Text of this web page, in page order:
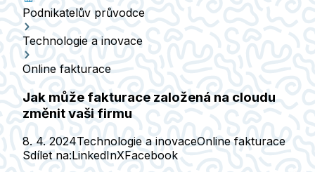
Podnikatelův průvodce
Technologie a inovace
Online fakturace
Jak může fakturace založená na cloudu
změnit vaši firmu
8. 4. 2024Technologie a inovaceOnline fakturace
Sdílet na:LinkedInXFacebook